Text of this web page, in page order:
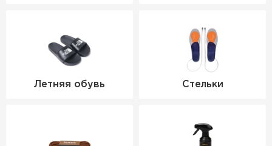
Летняя обувь Стельки